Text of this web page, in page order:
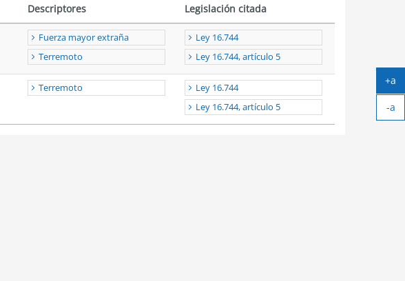
Descriptores Legislación citada
Fuerza mayor extraña
Terremoto
Ley 16.744
Ley 16.744, artículo 5
Terremoto
Ley 16.744
Ley 16.744, artículo 5
+a
-a